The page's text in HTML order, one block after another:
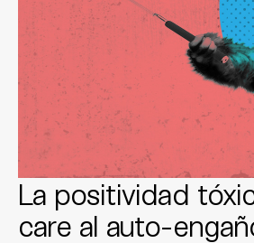
La positividad
care al auto-